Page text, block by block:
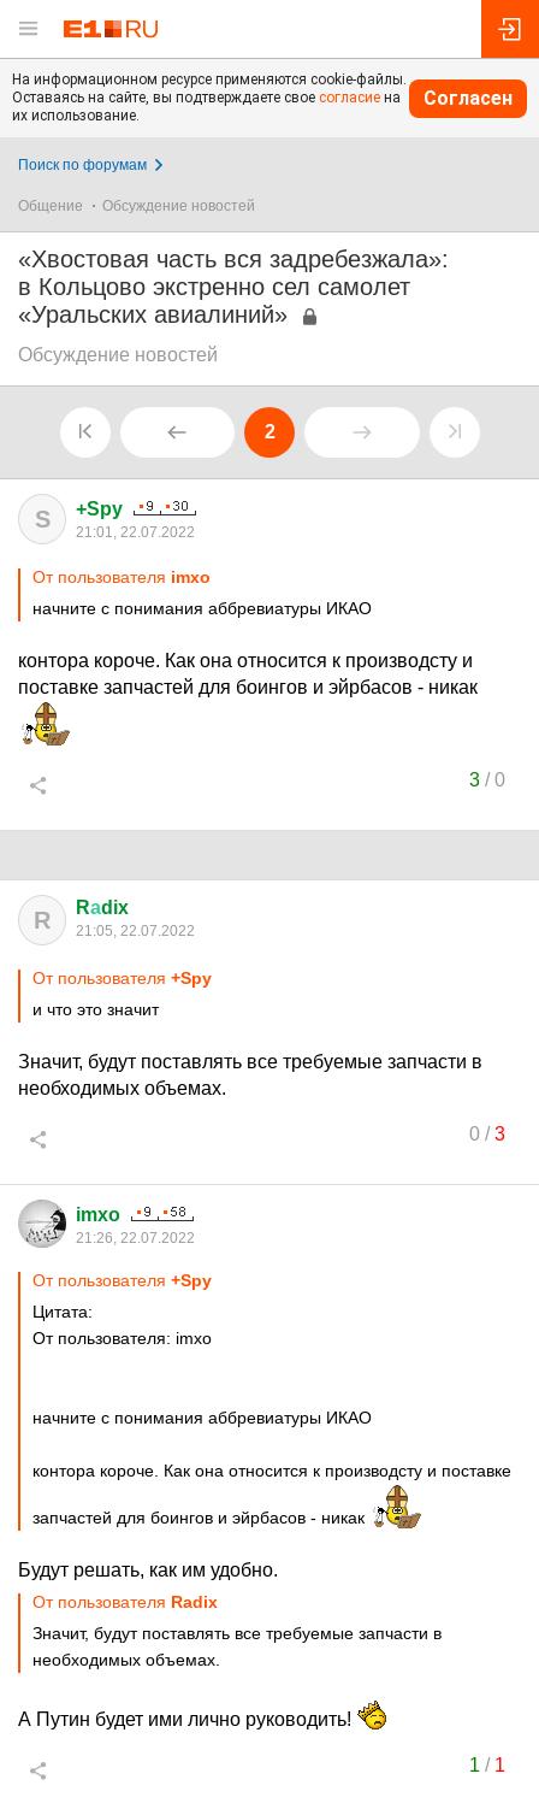
На информационном ресурсе применяются cookie-файлы.
Оставаясь на сайте, вы подтверждаете свое согласие на
их использование.
Согласен
Поиск по форумам
Общение Обсуждение новостей
«Хвостовая часть вся задребезжала»:
в Кольцово экстренно сел самолет
«Уральских авиалиний»
Обсуждение новостей
2
S +Spy
21:01, 22.07.2022
От пользователя imxo
начните с понимания аббревиатуры ИКАО
контора короче. Как она относится к производсту и
поставке запчастей для боингов и эйрбасов - никак
3/0
R Rаdix
21:05, 22.07.2022
От пользователя +Spy
и что это значит
Значит, будут поставлять все требуемые запчасти в
необходимых объемах.
0/3
imxo
21:26, 22.07.2022
От пользователя +Spy
Цитата:
От пользователя: imxo
начните с понимания аббревиатуры ИКАО
контора короче. Как она относится к производсту и поставке
запчастей для боингов и эйрбасов - никак
Будут решать, как им удобно.
От пользователя Rаdix
Значит, будут поставлять все требуемые запчасти в
необходимых объемах.
А Путин будет ими лично руководить!
1 / 1